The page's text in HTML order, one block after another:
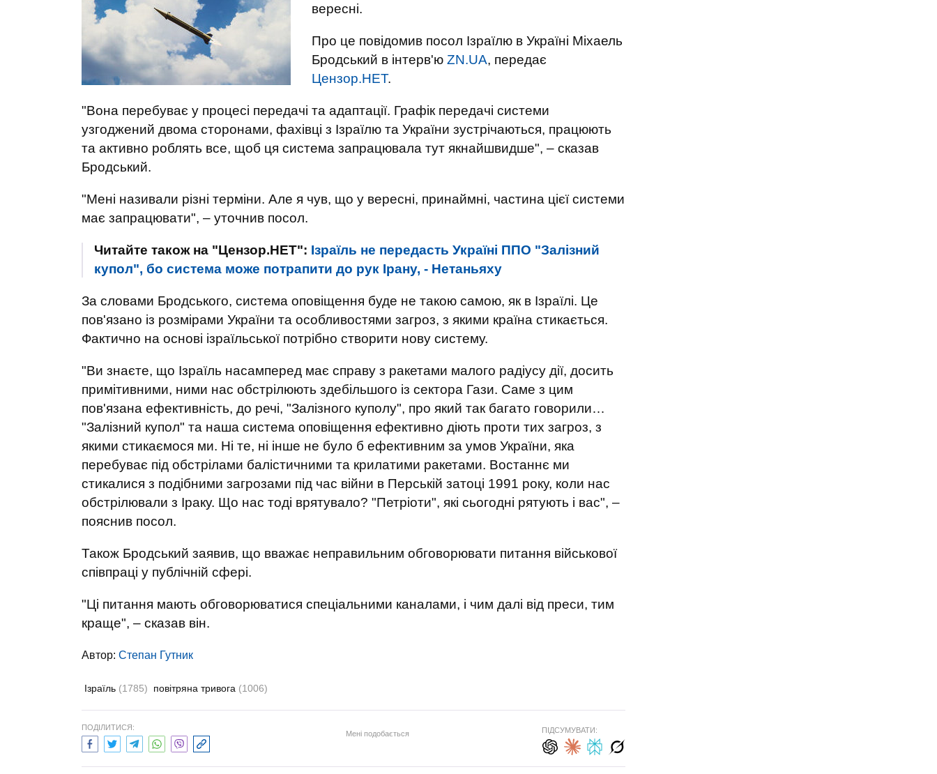
вересні.
Про це повідомив посол Ізраїлю в Україні Міхаель
Бродський в інтерв'ю ZN.UA, передає
Цензор.НЕТ.
"Вона перебуває у процесі передачі та адаптації. Графік передачі системи
узгоджений двома сторонами, фахівці з Ізраїлю та України зустрічаються, працюють
та активно роблять все, щоб ця система запрацювала тут якнайшвидше", – сказав
Бродський.
"Мені називали різні терміни. Але я чув, що у вересні, принаймні, частина цієї системи
має запрацювати", – уточнив посол.
Читайте також на "Цензор.НЕТ": Ізраїль не передасть Україні ППО "Залізний
купол", бо система може потрапити до рук Ірану, - Нетаньяху
За словами Бродського, система оповіщення буде не такою самою, як в Ізраїлі. Це
пов'язано із розмірами України та особливостями загроз, з якими країна стикається.
Фактично на основі ізраїльської потрібно створити нову систему.
"Ви знаєте, що Ізраїль насамперед має справу з ракетами малого радіусу дії, досить
примітивними, ними нас обстрілюють здебільшого із сектора Гази. Саме з цим
пов'язана ефективність, до речі, "Залізного куполу", про який так багато говорили…
"Залізний купол" та наша система оповіщення ефективно діють проти тих загроз, з
якими стикаємося ми. Ні те, ні інше не було б ефективним за умов України, яка
перебуває під обстрілами балістичними та крилатими ракетами. Востаннє ми
стикалися з подібними загрозами під час війни в Перській затоці 1991 року, коли нас
обстрілювали з Іраку. Що нас тоді врятувало? "Петріоти", які сьогодні рятують і вас", –
пояснив посол.
Також Бродський заявив, що вважає неправильним обговорювати питання військової
співпраці у публічній сфері.
"Ці питання мають обговорюватися спеціальними каналами, і чим далі від преси, тим
краще", – сказав він.
Автор: Степан Гутник
Ізраїль (1785) повітряна тривога (1006)
ПОДІЛИТИСЯ:
Мені подобається ПІДСУМУВАТИ: